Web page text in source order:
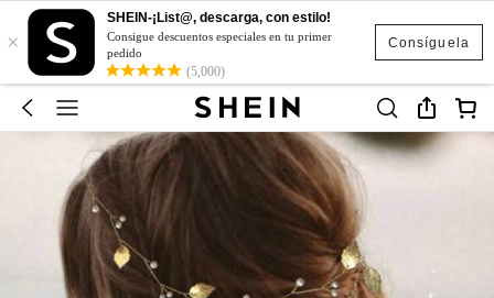
Consíguela
×
SHEIN-¡List@, descarga, con estilo!
Consigue descuentos especiales en tu primer
pedido
(5,000)